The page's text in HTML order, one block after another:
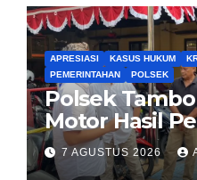
APRESIASI KASUS HUKUM
PEMERINTAHAN
POLSEK
Polsek
Motor Hasil
Kasus
Pemilik Yang
7 AGUSTUS 2026